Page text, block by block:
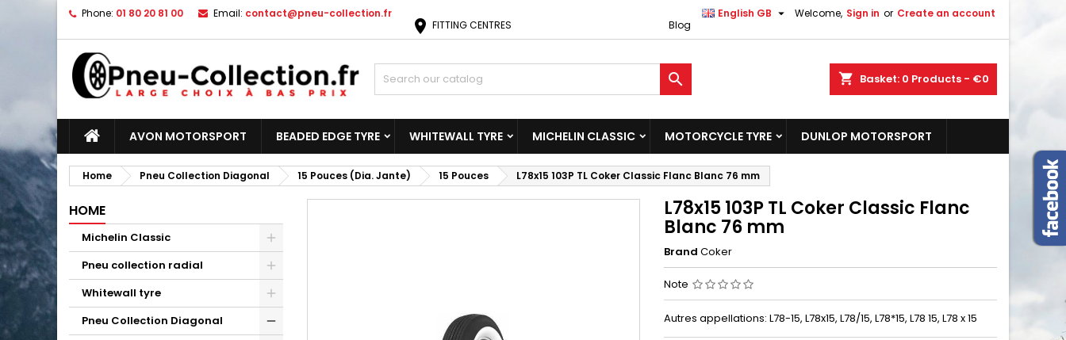
Phone: 01 80 20 81 00 Email: contact@pneu-collection.fr Welcome, Sign in or Create an account
English GB 
Blog
location_on FITTING CENTRES
shopping_cart Basket: 0 Products - €0

AVON MOTORSPORT BEADED EDGE TYRE WHITEWALL TYRE MICHELIN CLASSIC MOTORCYCLE TYRE DUNLOP MOTORSPORT
Home Pneu Collection Diagonal 15 Pouces (Dia. Jante) 15 Pouces L78x15 103P TL Coker Classic Flanc Blanc 76 mm
HOME
Michelin Classic
Pneu collection radial
Whitewall tyre
Pneu Collection Diagonal
L78x15 103P TL Coker Classic Flanc
Blanc 76 mm
Brand Coker
Note
Autres appellations: L78-15, L78x15, L78/15, L78*15, L78 15, L78 x 15